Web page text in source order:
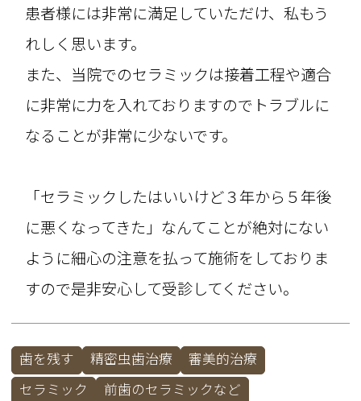
患者様には非常に満足していただけ、私もう
れしく思います。
また、当院でのセラミックは接着工程や適合
に非常に力を入れておりますのでトラブルに
なることが非常に少ないです。
「セラミックしたはいいけど３年から５年後
に悪くなってきた」なんてことが絶対にない
ように細心の注意を払って施術をしておりま
すので是非安心して受診してください。
歯を残す 精密虫歯治療
審美的治療
セラミック
前歯のセラミックなど